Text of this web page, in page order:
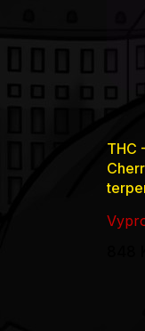
5,0
THC